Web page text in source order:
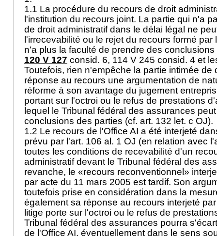
1.1 La procédure du recours de droit
l'institution du recours joint. La partie qui n'a
de droit administratif dans le délai légal ne
l'irrecevabilité ou le rejet du recours formé
n'a plus la faculté de prendre des
120 V 127 consid. 6, 114 V 245 consid. 4 et
Toutefois, rien n'empêche la partie intimée de
réponse au recours une argumentation de
réforme à son avantage du jugement
portant sur l'octroi ou le refus de prestations
lequel le Tribunal fédéral des assurances
conclusions des parties (cf. art. 132 let. c OJ).
1.2 Le recours de l'Office AI a été interjeté
prévu par l'art. 106 al. 1 OJ (en relation avec l'
toutes les conditions de recevabilité d'un
administratif devant le Tribunal fédéral des
revanche, le «recours reconventionnel»
par acte du 11 mars 2005 est tardif. Son
toutefois prise en considération dans la
également sa réponse au recours interjeté
litige porte sur l'octroi ou le refus de
Tribunal fédéral des assurances pourra
de l'Office AI, éventuellement dans le sens